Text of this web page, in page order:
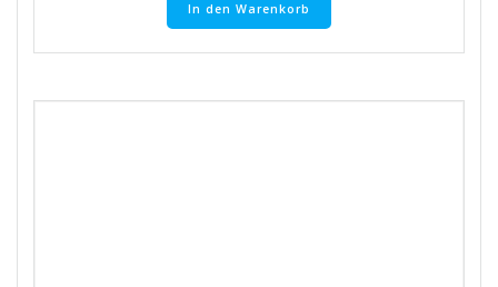
In den Warenkorb